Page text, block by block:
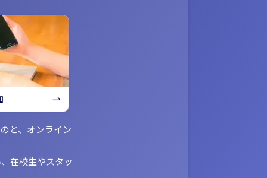
と、オンライン
在校生やスタッ